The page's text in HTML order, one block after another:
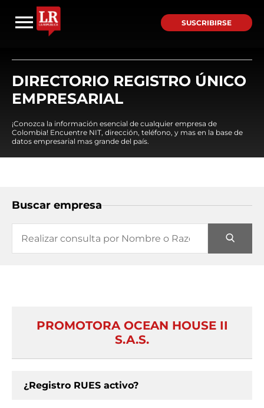
SUSCRIBIRSE
DIRECTORIO REGISTRO ÚNICO
EMPRESARIAL
¡Conozca la información esencial de cualquier empresa de
Colombia! Encuentre NIT, dirección, teléfono, y mas en la base de
datos empresarial mas grande del país.
Buscar empresa
PROMOTORA OCEAN HOUSE II
S.A.S.
¿Registro RUES activo?